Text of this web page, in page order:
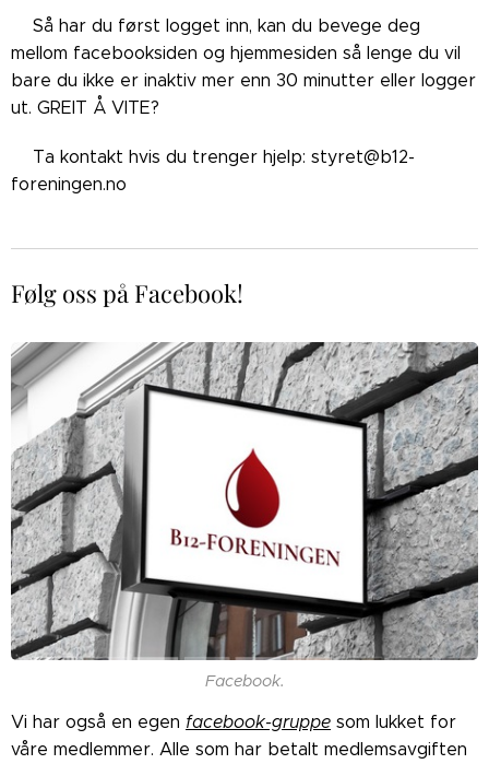
👉🏼Så har du først logget inn, kan du bevege deg
mellom facebooksiden og hjemmesiden så lenge du vil
bare du ikke er inaktiv mer enn 30 minutter eller logger
ut. GREIT Å VITE?
👉🏼Ta kontakt hvis du trenger hjelp: styret@b12-
foreningen.no
Følg oss på Facebook!
Facebook.
Vi har også en egen facebook-gruppe som lukket for
våre medlemmer. Alle som har betalt medlemsavgiften